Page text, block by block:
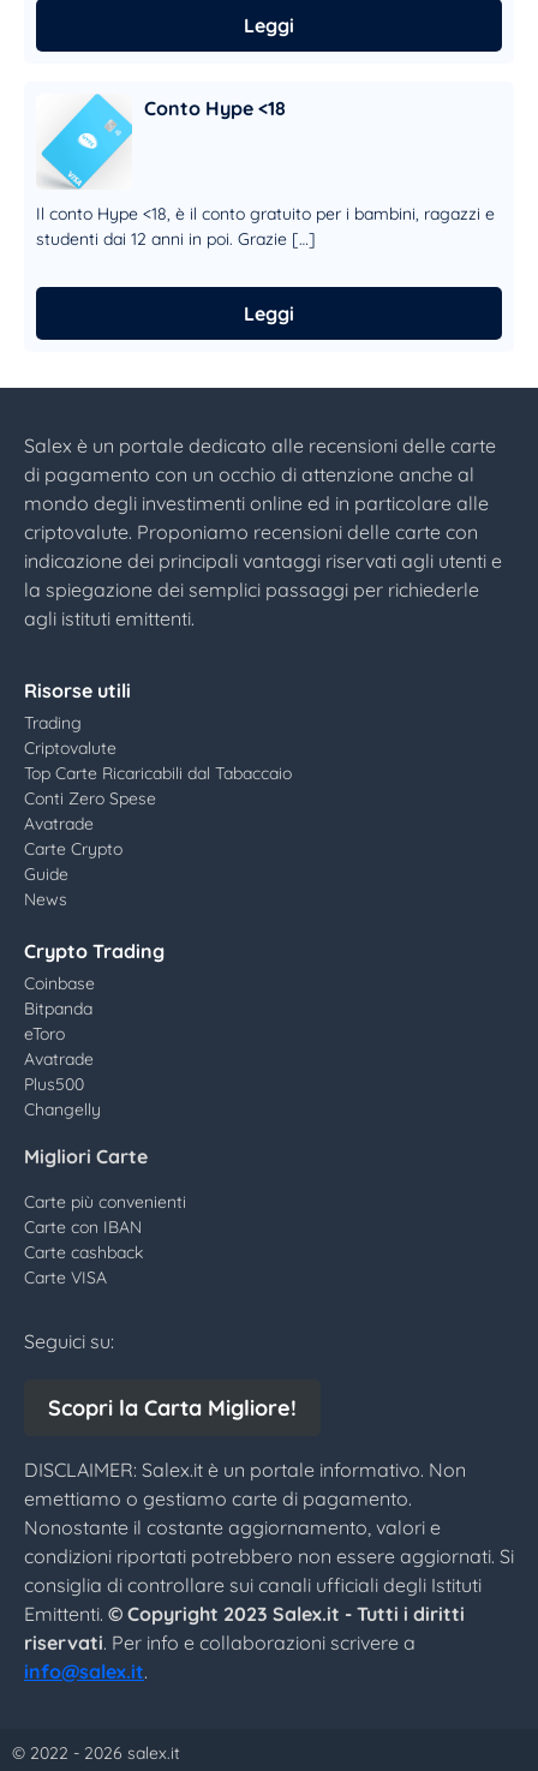
Leggi
Conto Hype <18
Il conto Hype <18, è il conto gratuito per i bambini, ragazzi e
studenti dai 12 anni in poi. Grazie […]
Leggi
Salex è un portale dedicato alle recensioni delle carte
di pagamento con un occhio di attenzione anche al
mondo degli investimenti online ed in particolare alle
criptovalute. Proponiamo recensioni delle carte con
indicazione dei principali vantaggi riservati agli utenti e
la spiegazione dei semplici passaggi per richiederle
agli istituti emittenti.
Risorse utili
Trading
Criptovalute
Top Carte Ricaricabili dal Tabaccaio
Conti Zero Spese
Avatrade
Carte Crypto
Guide
News
Crypto Trading
Coinbase
Bitpanda
eToro
Avatrade
Plus500
Changelly
Migliori Carte
Carte più convenienti
Carte con IBAN
Carte cashback
Carte VISA
Seguici su:
Scopri la Carta Migliore!
DISCLAIMER: Salex.it è un portale informativo. Non
emettiamo o gestiamo carte di pagamento.
Nonostante il costante aggiornamento, valori e
condizioni riportati potrebbero non essere aggiornati. Si
consiglia di controllare sui canali ufficiali degli Istituti
Emittenti. © Copyright 2023 Salex.it - Tutti i diritti
riservati. Per info e collaborazioni scrivere a
info@salex.it.
© 2022 - 2026 salex.it